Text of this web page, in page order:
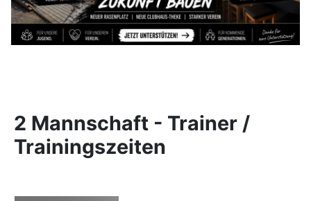
2 Mannschaft - Trainer /
Trainingszeiten